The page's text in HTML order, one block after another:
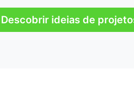
Descobrir ideias de